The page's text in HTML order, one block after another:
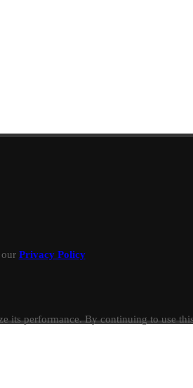
Privacy Policy
its performance. By continuing to use